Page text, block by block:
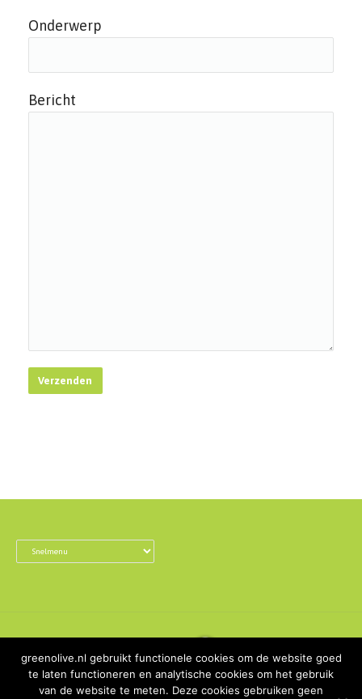
Onderwerp
Bericht
greenolive.nl gebruikt functionele cookies om de website goed
te laten functioneren en analytische cookies om het gebruik
van de website te meten. Deze cookies gebruiken geen